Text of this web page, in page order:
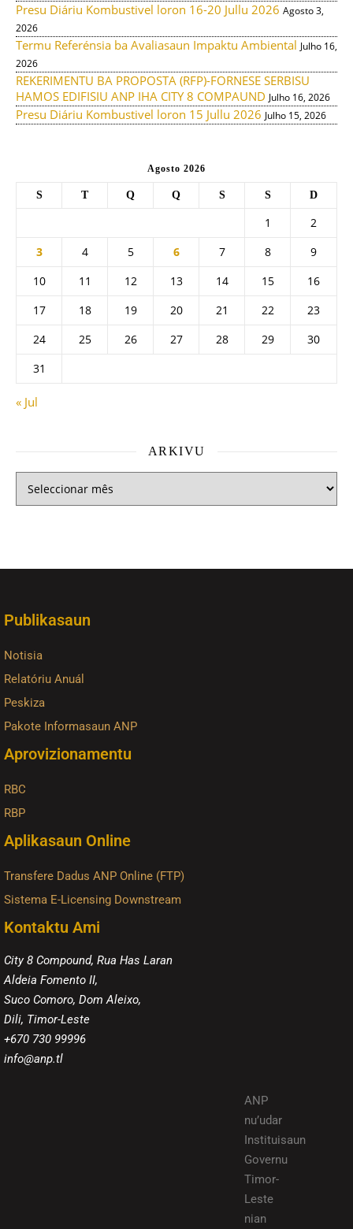
Presu Diáriu Kombustivel loron 16-20 Jullu 2026 Agosto 3,
2026
Termu Referénsia ba Avaliasaun Impaktu Ambiental Julho 16,
2026
REKERIMENTU BA PROPOSTA (RFP)-FORNESE SERBISU
HAMOS EDIFISIU ANP IHA CITY 8 COMPAUND Julho 16, 2026
Presu Diáriu Kombustivel loron 15 Jullu 2026 Julho 15, 2026
Agosto 2026
S T Q Q S S D
1
2
3
4 5 6 7 8
9
10
11 12 13 14 15
16
17
18 19 20 21 22
23
24
25 26 27 28 29
30
31
« Jul
ARKIVU
Publikasaun
Notisia
Relatóriu Anuál
Peskiza
Pakote Informasaun ANP
Aprovizionamentu
RBC
RBP
Aplikasaun Online
Transfere Dadus ANP Online (FTP)
Sistema E-Licensing Downstream
Kontaktu Ami
City 8 Compound, Rua Has Laran
Aldeia Fomento II,
Suco Comoro, Dom Aleixo,
Dili, Timor-Leste
+670 730 99996
info@anp.tl
ANP
nu’udar
Instituisaun
Governu
Timor-
Leste
nian